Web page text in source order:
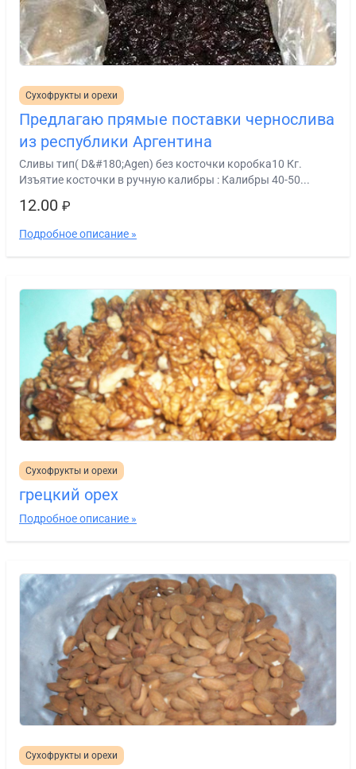
Сухофрукты и орехи
Предлагаю прямые поставки чернослива
из республики Аргентина
Сливы тип( D&#180;Agen) без косточки коробка10 Кг.
Изъятие косточки в ручную калибры : Калибры 40-50...
12.00 ₽
Подробное описание »
Сухофрукты и орехи
грецкий орех
Подробное описание »
Сухофрукты и орехи